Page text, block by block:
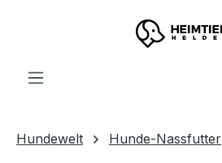
Zum Hauptinhalt springen
Hundewelt Hunde-Nassfutter